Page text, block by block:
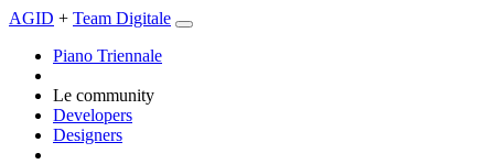
AGID + Team Digitale
Piano Triennale
Le community
Developers
Designers